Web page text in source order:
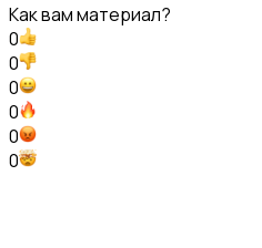
Как вам материал?
0
0
0
0
0
0